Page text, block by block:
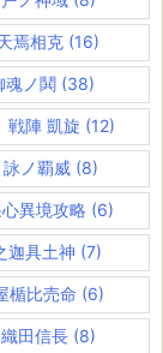
焉相克(16)
魂ノ鬨 (38)
戦陣 凱旋 (12)
詠ノ覇威(8)
異境攻略 (6)
迦具土神 (7)
楯比売命 (6)
織田信長 (8)